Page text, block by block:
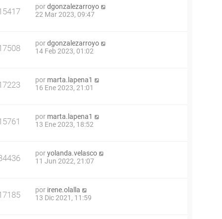
pordgonzalezarroyo
22 Mar 2023, 09:47
pordgonzalezarroyo
14 Feb 2023, 01:02
por marta.lapena1
16 Ene 2023, 21:01
por marta.lapena1
13 Ene 2023, 18:52
poryolanda.velasco
11 Jun 2022, 21:07
por irene.olalla
13 Dic 2021, 11:59